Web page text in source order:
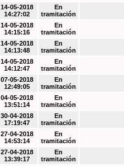
14-05-2018
14:27:02
En
tramitación
14-05-2018
14:15:16
En
tramitación
14-05-2018
14:13:48
En
tramitación
14-05-2018
14:12:47
En
tramitación
07-05-2018
12:49:05
En
tramitación
04-05-2018
13:51:14
En
tramitación
30-04-2018
17:19:47
En
tramitación
27-04-2018
14:53:14
En
tramitación
27-04-2018
13:39:17
En
tramitación